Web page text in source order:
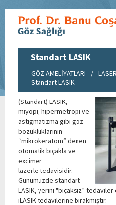
Standart LASIK
GÖZ AMELİYATLARI /
Standart LASIK
(Standart) LASIK,
miyopi, hipermetropi ve
astigmatizma gibi göz
bozukluklarının
“mikrokeratom” denen
otomatik bıçakla ve
excimer
lazerle tedavisidir.
Günümüzde standart
LASIK, yerini "bıçaksız”
iLASIK tedavilerine bırakmıştır.